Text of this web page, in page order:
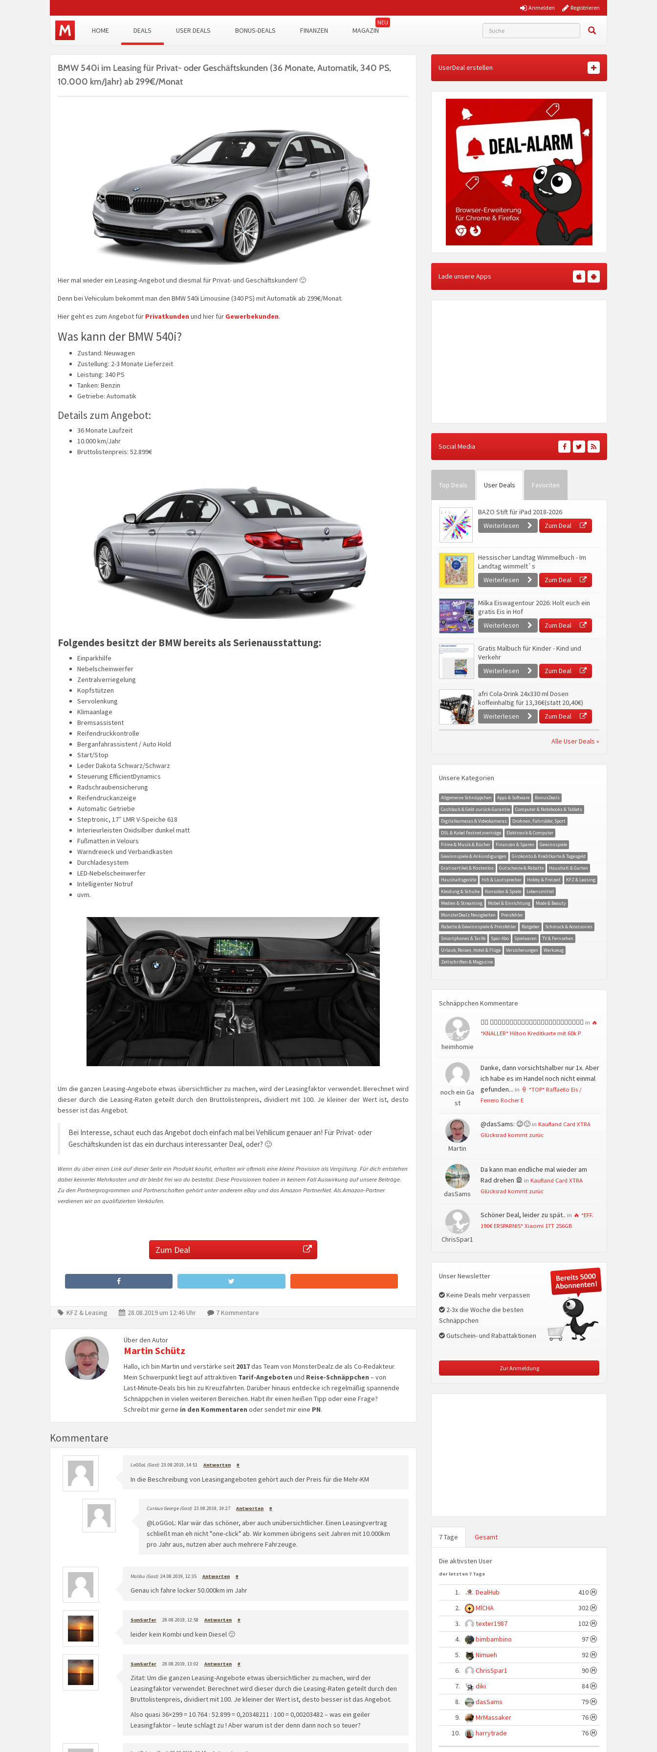
Registrieren
Anmelden
HOME DEALS USER DEALS BONUS-DEALS FINANZEN MAGAZIN
BMW 540i im Leasing für Privat- oder Geschäftskunden (36 Monate, Automatik, 340 PS,
10.000 km/Jahr) ab 299€/Monat
Hier mal wieder ein Leasing-Angebot und diesmal für Privat- und Geschäftskunden! 🙂
Denn bei Vehiculum bekommt man den BMW 540i Limousine (340 PS) mit Automatik ab 299€/Monat.
Hier geht es zum Angebot für Privatkunden und hier für Gewerbekunden.
Was kann der BMW 540i?
Zustand: Neuwagen
Zustellung: 2-3 Monate Lieferzeit
Leistung: 340 PS
Tanken: Benzin
Getriebe: Automatik
Details zum Angebot:
36 Monate Laufzeit
10.000 km/Jahr
Bruttolistenpreis: 52.899€
Folgendes besitzt der BMW bereits als Serienausstattung:
Einparkhilfe
Nebelscheinwerfer
Zentralverriegelung
Kopfstützen
Servolenkung
Klimaanlage
Bremsassistent
Reifendruckkontrolle
Berganfahrassistent / Auto Hold
Start/Stop
Leder Dakota Schwarz/Schwarz
Steuerung EfficientDynamics
Radschraubensicherung
Reifendruckanzeige
Automatic Getriebe
Steptronic, 17″ LMR V-Speiche 618
Interieurleisten Oxidsilber dunkel matt
Fußmatten in Velours
Warndreieck und Verbandkasten
Durchladesystem
LED-Nebelscheinwerfer
Intelligenter Notruf
uvm.
Um die ganzen Leasing-Angebote etwas übersichtlicher zu machen, wird der Leasingfaktor verwendet. Berechnet wird
dieser durch die Leasing-Raten geteilt durch den Bruttolistenpreis, dividiert mit 100. Je kleiner der Wert ist, desto
besser ist das Angebot.
Bei Interesse, schaut euch das Angebot doch einfach mal bei Vehilicum genauer an! Für Privat- oder
Geschäftskunden ist das ein durchaus interessanter Deal, oder? 🙂
Wenn du über einen Link auf dieser Seite ein Produkt kaufst, erhalten wir oftmals eine kleine Provision als Vergütung. Für dich entstehen
dabei keinerlei Mehrkosten und dir bleibt frei wo du bestellst. Diese Provisionen haben in keinem Fall Auswirkung auf unsere Beiträge.
Zu den Partnerprogrammen und Partnerschaften gehört unter anderem eBay und das Amazon PartnerNet. Als Amazon-Partner
verdienen wir an qualifizierten Verkäufen.
Zum Deal
KFZ & Leasing 28.08.2019 um 12:46 Uhr 7 Kommentare
Über den Autor
Martin Schütz
Hallo, ich bin Martin und verstärke seit 2017das Team von MonsterDealz.de als Co-Redakteur.
Mein Schwerpunkt liegt auf attraktiven Tarif-Angeboten und Reise-Schnäppchen – von
Last-Minute-Deals bis hin zu Kreuzfahrten. Darüber hinaus entdecke ich regelmäßig spannende
Schnäppchen in vielen weiteren Bereichen. Habt ihr einen heißen Tipp oder eine Frage?
Schreibt mir gerne in den Kommentaren oder sendet mir eine PN.
Kommentare
LoGGoL (Gast) 23.08.2019, 14:51 Antworten #
In die Beschreibung von Leasingangeboten gehört auch der Preis für die Mehr-KM
Curious George (Gast) 23.08.2019, 19:27 Antworten #
@LoGGoL: Klar wär das schöner, aber auch unübersichtlicher. Einen Leasingvertrag
schließt man eh nicht "one-click" ab. Wir kommen übrigens seit Jahren mit 10.000km
pro Jahr aus, nutzen aber auch mehrere Fahrzeuge.
Malibu (Gast) 24.08.2019, 12:35 Antworten #
Genau ich fahre locker 50.000km im Jahr
SunSurfer 28.08.2019, 12:58 Antworten #
leider kein Kombi und kein Diesel 🙁
SunSurfer 28.08.2019, 13:02 Antworten #
Zitat: Um die ganzen Leasing-Angebote etwas übersichtlicher zu machen, wird der
Leasingfaktor verwendet. Berechnet wird dieser durch die Leasing-Raten geteilt durch den
Bruttolistenpreis, dividiert mit 100. Je kleiner der Wert ist, desto besser ist das Angebot.
Also quasi 36×299 = 10.764 : 52.899 = 0,20348211 : 100 = 0,00203482 – was ein geiler
Leasingfaktor – leute schlagt zu ! Aber warum ist der denn dann noch so teuer?
UserDeal erstellen
Lade unsere Apps
Social Media
Top Deals User Deals Favoriten
BAZO Stift für iPad 2018-2026
Weiterlesen
Zum Deal
Hessischer Landtag Wimmelbuch - Im
Landtag wimmelt`s
Weiterlesen
Zum Deal
Milka Eiswagentour 2026: Holt euch ein
gratis Eis in Hof
Weiterlesen
Zum Deal
Gratis Malbuch für Kinder - Kind und
Verkehr
Weiterlesen
Zum Deal
afri Cola-Drink 24x330 ml Dosen
koffeinhaltig für 13,36€(statt 20,40€)
Weiterlesen
Zum Deal
Alle User Deals »
Unsere Kategorien
Allgemeine Schnäppchen Apps & Software
BonusDeals
Cashback & Geld-zurück-Garantie
Computer & Notebooks & Tablets
Digitalkameras & Videokameras
Drohnen, Fahrräder, Sport
DSL & Kabel Festnetzverträge
Elektronik & Computer
Filme & Musik & Bücher
Finanzen & Sparen
Gewinnspiele
Gewinnspiele & Ankündigungen
Girokonto & Kreditkarte & Tagesgeld
Gratisartikel & Kostenlos
Gutscheine & Rabatte
Haushalt & Garten
Haushaltsgeräte
Hifi & Lautsprecher Hobby & Freizeit
KFZ & Leasing
Kleidung & Schuhe
Konsolen & Spiele
Lebensmittel
Medien & Streaming
Möbel & Einrichtung
Mode & Beauty
MonsterDealz Neuigkeiten
Preisfehler
Rabatte & Gewinnspiele & Preisfehler
Ratgeber
Schmuck & Accessoires
Smartphones & Tarife
Spar-Abo Spielwaren
TV & Fernsehen
Urlaub, Reisen, Hotel & Flüge
Versicherungen
Werkzeug
Zeitschriften & Magazine
Schnäppchen Kommentare
heimhomie
👍🏻 👍🏻👍🏻👍🏻👍🏻👍🏻👍🏻👍🏻👍🏻👍🏻👍🏻👍🏻👍🏻 in 🔥
*KNALLER* Hilton Kreditkarte mit 60k P
noch ein Ga
st
Danke, dann vorsichtshalber nur 1x. Aber
ich habe es im Handel noch nicht einmal
gefunden... in 🍦 *TOP* Raffaello Eis /
Ferrero Rocher E
Martin
@dasSams: 😉🙂 in Kaufland Card XTRA
Glücksrad kommt zurüc
dasSams
Da kann man endliche mal wieder am
Rad drehen 🎡 in Kaufland Card XTRA
Glücksrad kommt zurüc
ChrisSpar1
Schöner Deal, leider zu spät.. in 🔥 *EFF.
190€ ERSPARNIS* Xiaomi 17T 256GB
Unser Newsletter
Keine Deals mehr verpassen
2-3x die Woche die besten
Schnäppchen
Gutschein- und Rabattaktionen
Zur Anmeldung
7 Tage Gesamt
Die aktivsten User
der letzten 7 Tage
1. DealHub
410
2.
MlCHA
302
3.
texter1987
102
4.
bimbambino
97
5.
Nimueh
92
6.
ChrisSpar1
90
7.
diki
84
8.
dasSams
79
9.
MrMassaker
76
10.
harrytrade 76